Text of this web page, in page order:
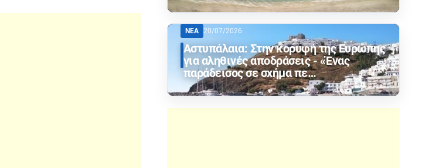
ΝΕΑ 20/07/2026
Αστυπάλαια: Στην κορυφή της Ευρώπης
για αληθινές αποδράσεις - «Ένας
παράδεισος σε σχήμα πε…